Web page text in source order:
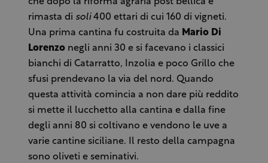
che dopo la riforma agraria post bellica è
rimasta di soli400 ettari di cui 160 di vigneti.
Una prima cantina fu costruita da Mario Di
Lorenzonegli anni 30 e si facevano i classici
bianchi di Catarratto, Inzolia e poco Grillo che
sfusi prendevano la via del nord. Quando
questa attività comincia a non dare più reddito
si mette il lucchetto alla cantina e dalla fine
degli anni 80 si coltivano e vendono le uve a
varie cantine siciliane. Il resto della campagna
sono oliveti e seminativi.